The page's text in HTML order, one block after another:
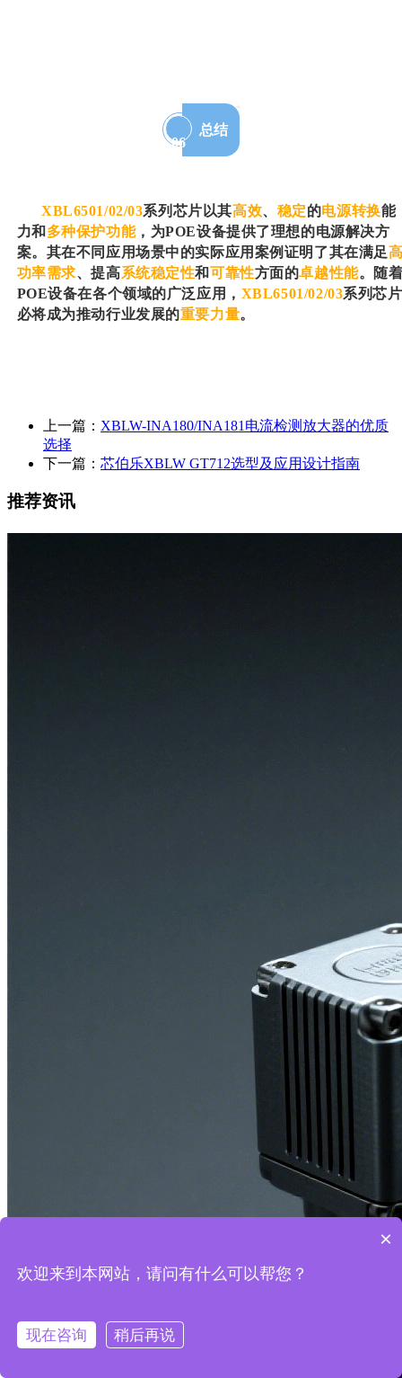
06
总结
XBL6501/02/03系列芯片以其高效、 稳定的电源转换能
力和 多种保护功能，为POE设备提供了理想的电源解决方
案。其在不同应用场景中的实际应用案例证明了其在满足
功率需求、提高系统稳定性和可靠性方面的卓越性能。随
POE设备在各个领域的广泛应用， XBL6501/02/03系列芯片
必将成为推动行业发展的重要力量。
上一篇： XBLW-INA180/INA181电流检测放大器的优质
选择
下一篇： 芯伯乐XBLW GT712选型及应用设计指南
推荐资讯
×
欢迎来到本网站，请问有什么可以帮您？
现在咨询 稍后再说